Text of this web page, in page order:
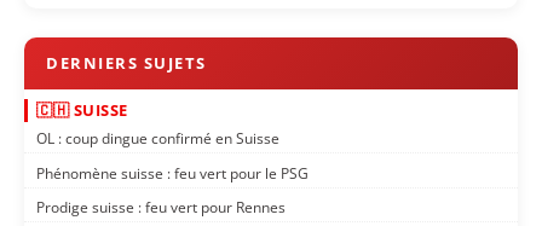
🇨🇭 SUISSE
OL : coup dingue confirmé en Suisse
Phénomène suisse : feu vert pour le PSG
Prodige suisse : feu vert pour Rennes